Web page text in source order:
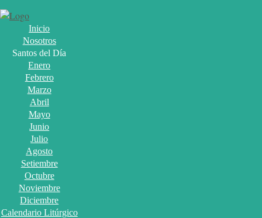
Inicio
Nosotros
Santos del Día
Enero
Febrero
Marzo
Abril
Mayo
Junio
Julio
Agosto
Setiembre
Octubre
Noviembre
Diciembre
Calendario Litúrgico